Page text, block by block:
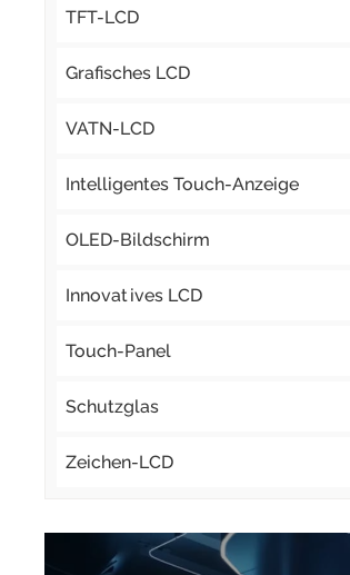
TFT-LCD
Grafisches LCD
VATN-LCD
Intelligentes Touch-Anzeige
OLED-Bildschirm
Innovatives LCD
Touch-Panel
Schutzglas
Zeichen-LCD